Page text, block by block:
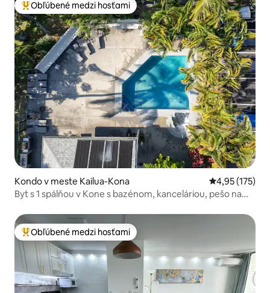
Najobľúbenejšie medzi hosťami
Obľúbené medzi hosťami
Kondo v meste Kailua-Kona Priemerné
4,95 (175)
Byt s 1 spálňou v Kone s bazénom, kanceláriou, pešo na
Najobľúbenejšie medzi hosťami
Obľúbené medzi hosťami